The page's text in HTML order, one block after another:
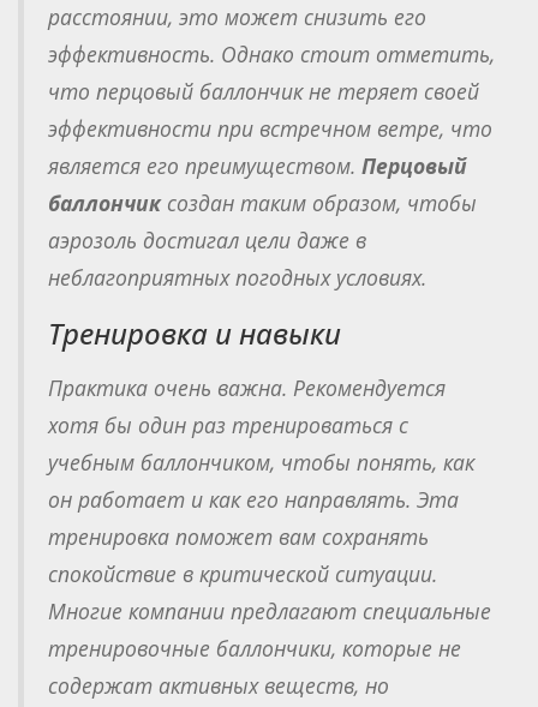
расстоянии, это может снизить его
эффективность. Однако стоит отметить,
что перцовый баллончик не теряет своей
эффективности при встречном ветре, что
является его преимуществом. Перцовый
баллончиксоздан таким образом, чтобы
аэрозоль достигал цели даже в
неблагоприятных погодных условиях.
Тренировка и навыки
Практика очень важна. Рекомендуется
хотя бы один раз тренироваться с
учебным баллончиком, чтобы понять, как
он работает и как его направлять. Эта
тренировка поможет вам сохранять
спокойствие в критической ситуации.
Многие компании предлагают специальные
тренировочные баллончики, которые не
содержат активных веществ, но